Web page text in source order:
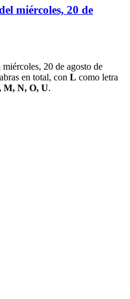
miércoles, 20 de
miércoles, 20 de agosto de
en total, con L como letra
M, N, O, U.